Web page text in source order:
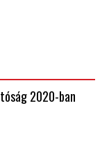
2020-ban